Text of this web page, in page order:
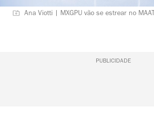
Ana Viotti | MXGPU vão se estrear no MAAT
PUBLICIDADE